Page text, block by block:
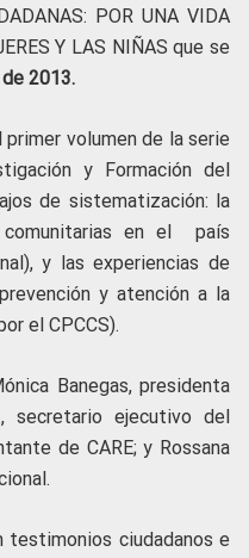
POR UNA VIDA
Y LAS NIÑAS que se
2013.
volumen de la serie
y Formación del
de sistematización: la
en el país
y las experiencias de
y atención a la
el CPCCS).
Banegas, presidenta
secretario ejecutivo del
de CARE; y Rossana
ciudadanos e